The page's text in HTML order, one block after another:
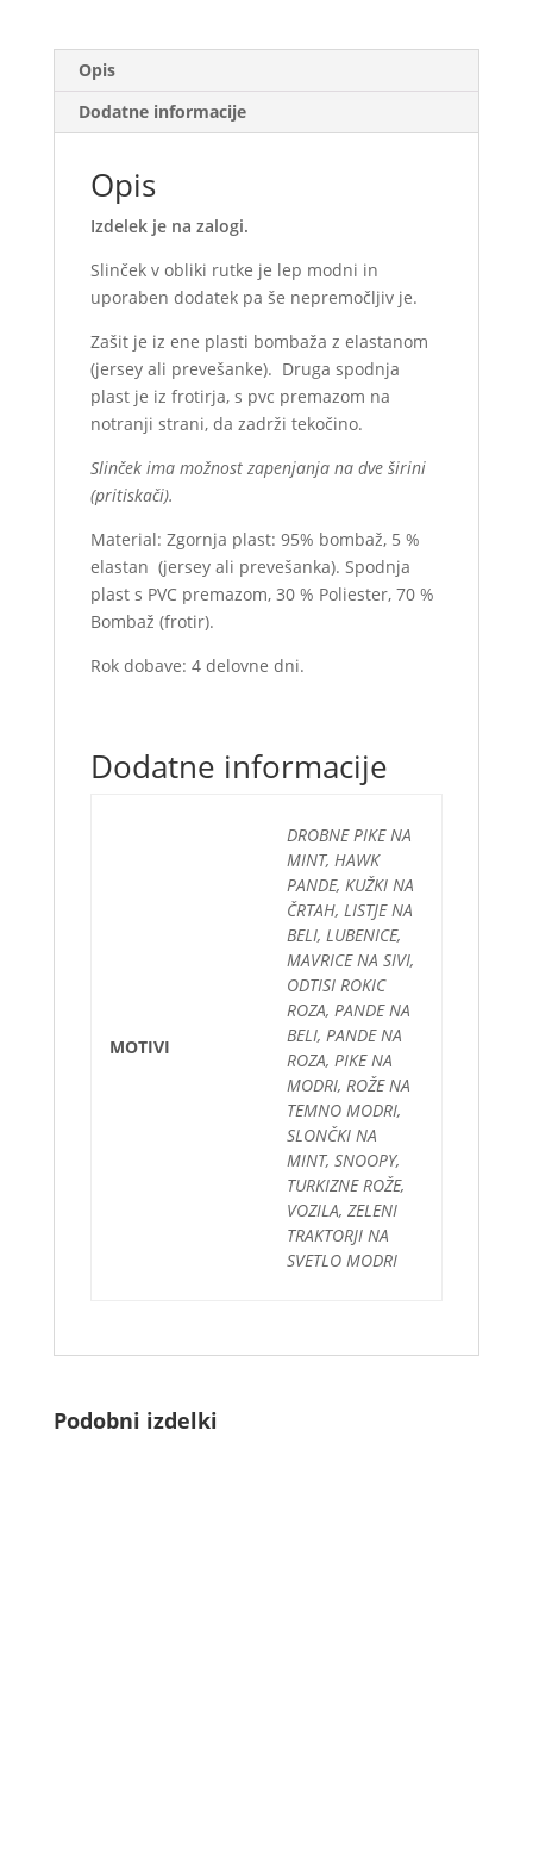
Opis
Dodatne informacije
Opis
Izdelek je na zalogi.
Slinček v obliki rutke je lep modni in
uporaben dodatek pa še nepremočljiv je.
Zašit je iz ene plasti bombaža z elastanom
(jersey ali prevešanke). Druga spodnja
plast je iz frotirja, s pvc premazom na
notranji strani, da zadrži tekočino.
Slinček ima možnost zapenjanja na dve širini
(pritiskači).
Material: Zgornja plast: 95% bombaž, 5 %
elastan (jersey ali prevešanka). Spodnja
plast s PVC premazom, 30 % Poliester, 70 %
Bombaž (frotir).
Rok dobave: 4 delovne dni.
Dodatne informacije
MOTIVI
DROBNE PIKE NA
MINT, HAWK
PANDE, KUŽKI NA
ČRTAH, LISTJE NA
BELI, LUBENICE,
MAVRICE NA SIVI,
ODTISI ROKIC
ROZA, PANDE NA
BELI, PANDE NA
ROZA, PIKE NA
MODRI, ROŽE NA
TEMNO MODRI,
SLONČKI NA
MINT, SNOOPY,
TURKIZNE ROŽE,
VOZILA, ZELENI
TRAKTORJI NA
SVETLO MODRI
Podobni izdelki